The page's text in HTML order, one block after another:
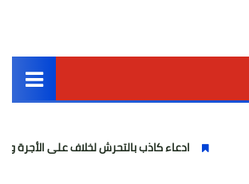
أخبار مصر
ادعاء كاذب بالتحرش لخلاف على الأجرة وصحفية وهمية